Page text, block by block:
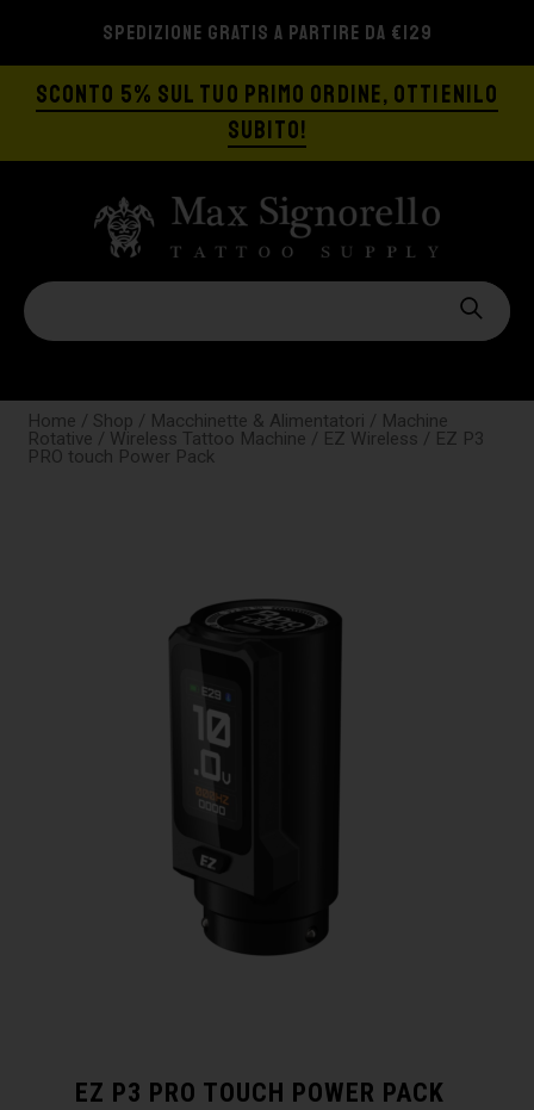
SPEDIZIONE GRATIS A PARTIRE DA €129
SCONTO 5% SUL TUO PRIMO ORDINE, OTTIENILO
SUBITO!
Home / Shop / Macchinette & Alimentatori / Machine
Rotative / Wireless Tattoo Machine / EZ Wireless / EZ P3
PRO touch Power Pack
EZ P3 PRO TOUCH POWER PACK